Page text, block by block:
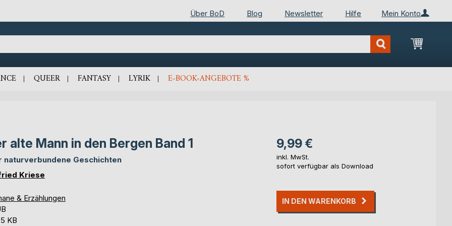
Mein Konto
Über BoD Blog Newsletter Hilfe
Mein
QUEER FANTASY LYRIK E-BOOK-ANGEBOTE %
alte Mann in den Bergen Band 1
naturverbundene Geschichten
Kriese
& Erzählungen
KB
9,99 €
inkl. MwSt.
sofort verfügbar als Download
IN DEN WARENKORB